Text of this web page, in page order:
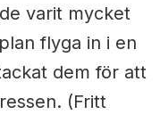
varit mycket
flyga in i en
dem för att
(Fritt